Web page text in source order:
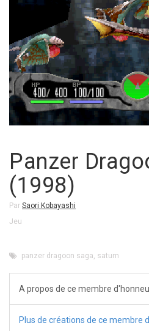
Panzer
(1998)
Par Saori Kobayashi
Jeu
panzer dragoon saga saturn
A propos de ce membre
Plus de créations de ce membre